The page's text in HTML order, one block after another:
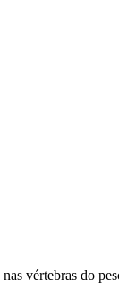
vértebras do